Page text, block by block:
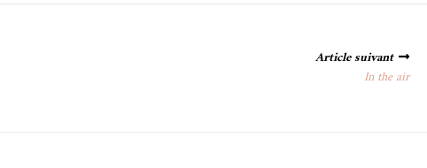
Article suivant
In the air